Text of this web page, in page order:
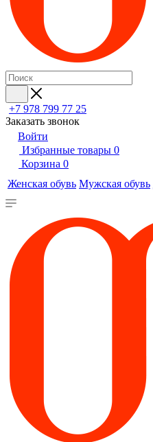
+7 978 799 77 25
Заказать звонок
Войти
Избранные товары 0
Корзина 0
Женская обувь Мужская обувь